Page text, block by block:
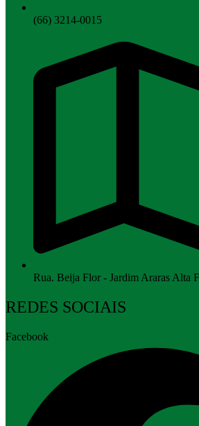
(66) 3214-0015
Rua. Beija Flor - Jardim Araras Alta
REDES SOCIAIS
Facebook